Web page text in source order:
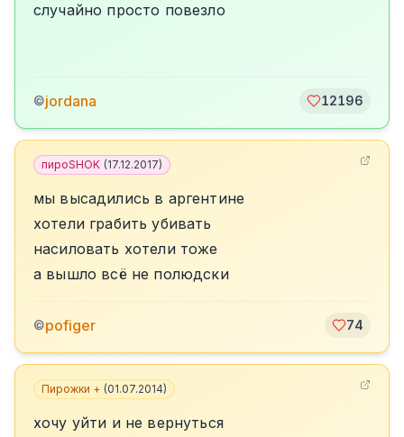
случайно просто повезло
©jordana 12196
пироSHOK (17.12.2017)
мы высадились в аргентине
хотели грабить убивать
насиловать хотели тоже
а вышло всё не полюдски
©pofiger 74
Пирожки + (01.07.2014)
хочу уйти и не вернуться